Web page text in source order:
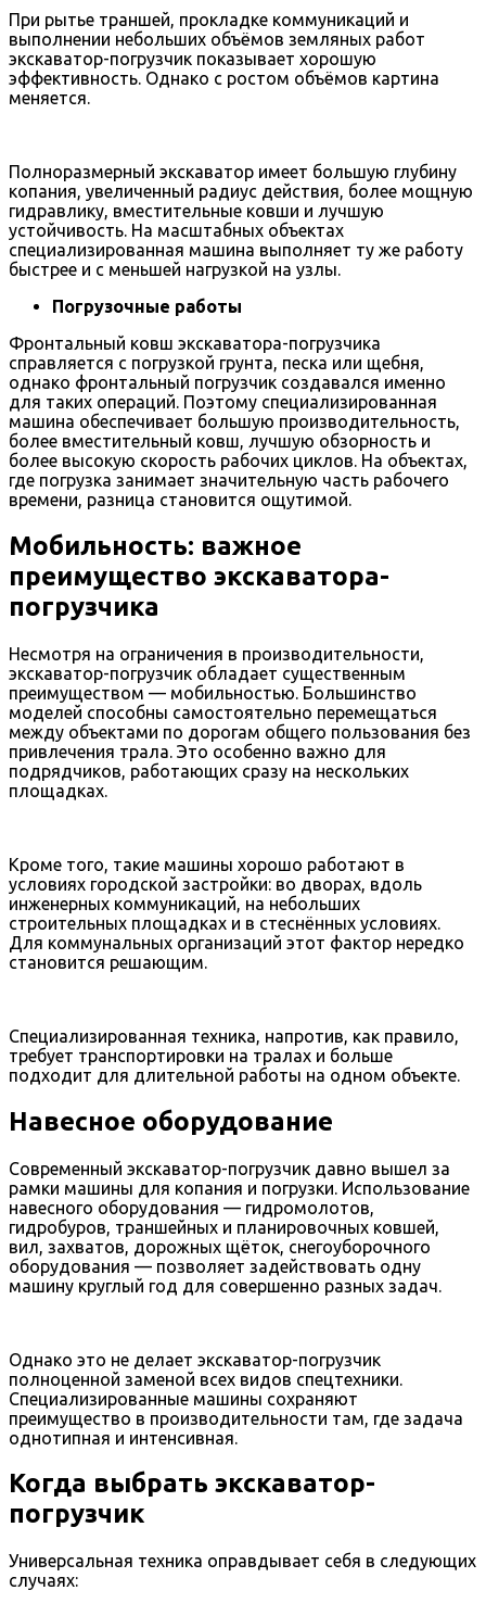
При рытье траншей, прокладке коммуникаций и
выполнении небольших объёмов земляных работ
экскаватор-погрузчик показывает хорошую
эффективность. Однако с ростом объёмов картина
меняется.
Полноразмерный экскаватор имеет большую глубину
копания, увеличенный радиус действия, более мощную
гидравлику, вместительные ковши и лучшую
устойчивость. На масштабных объектах
специализированная машина выполняет ту же работу
быстрее и с меньшей нагрузкой на узлы.
Погрузочные работы
Фронтальный ковш экскаватора-погрузчика
справляется с погрузкой грунта, песка или щебня,
однако фронтальный погрузчик создавался именно
для таких операций. Поэтому специализированная
машина обеспечивает большую производительность,
более вместительный ковш, лучшую обзорность и
более высокую скорость рабочих циклов. На объектах,
где погрузка занимает значительную часть рабочего
времени, разница становится ощутимой.
Мобильность: важное
преимущество экскаватора-
погрузчика
Несмотря на ограничения в производительности,
экскаватор-погрузчик обладает существенным
преимуществом — мобильностью. Большинство
моделей способны самостоятельно перемещаться
между объектами по дорогам общего пользования без
привлечения трала. Это особенно важно для
подрядчиков, работающих сразу на нескольких
площадках.
Кроме того, такие машины хорошо работают в
условиях городской застройки: во дворах, вдоль
инженерных коммуникаций, на небольших
строительных площадках и в стеснённых условиях.
Для коммунальных организаций этот фактор нередко
становится решающим.
Специализированная техника, напротив, как правило,
требует транспортировки на тралах и больше
подходит для длительной работы на одном объекте.
Навесное оборудование
Современный экскаватор-погрузчик давно вышел за
рамки машины для копания и погрузки. Использование
навесного оборудования — гидромолотов,
гидробуров, траншейных и планировочных ковшей,
вил, захватов, дорожных щёток, снегоуборочного
оборудования — позволяет задействовать одну
машину круглый год для совершенно разных задач.
Однако это не делает экскаватор-погрузчик
полноценной заменой всех видов спецтехники.
Специализированные машины сохраняют
преимущество в производительности там, где задача
однотипная и интенсивная.
Когда выбрать экскаватор-
погрузчик
Универсальная техника оправдывает себя в следующих
случаях: